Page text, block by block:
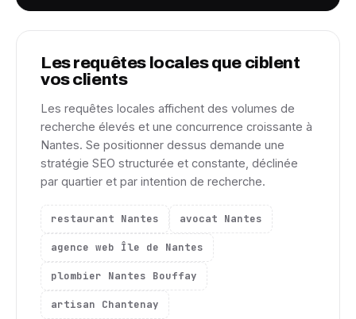
Les requêtes locales que ciblent
vos clients
Les requêtes locales affichent des volumes de
recherche élevés et une concurrence croissante à
Nantes. Se positionner dessus demande une
stratégie SEO structurée et constante, déclinée
par quartier et par intention de recherche.
restaurant Nantes avocat Nantes
agence web Île de Nantes
plombier Nantes Bouffay
artisan Chantenay